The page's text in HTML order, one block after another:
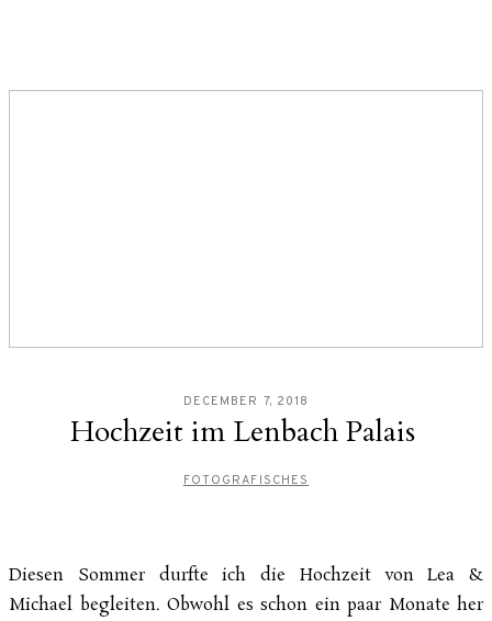
DECEMBER 7, 2018
Hochzeit im Lenbach Palais
FOTOGRAFISCHES
Diesen Sommer durfte ich die Hochzeit von Lea &
Michael begleiten. Obwohl es schon ein paar Monate her